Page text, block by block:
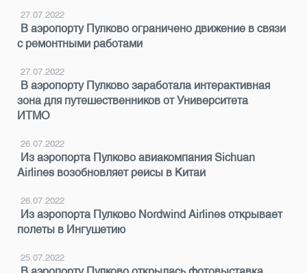
27.07.2022
В аэропорту Пулково ограничено движение в связи
с ремонтными работами
27.07.2022
В аэропорту Пулково заработала интерактивная
зона для путешественников от Университета
ИТМО
26.07.2022
Из аэропорта Пулково авиакомпания Sichuan
Airlines возобновляет рейсы в Китай
26.07.2022
Из аэропорта Пулково Nordwind Airlines открывает
полеты в Ингушетию
25.07.2022